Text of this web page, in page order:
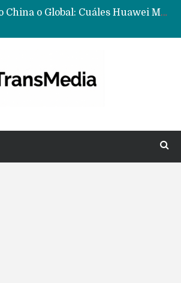
Data Centers de Huawei en Chile, México, Brasil,Perú y Argentina podrían verse afectados por arremetida de EE.UU